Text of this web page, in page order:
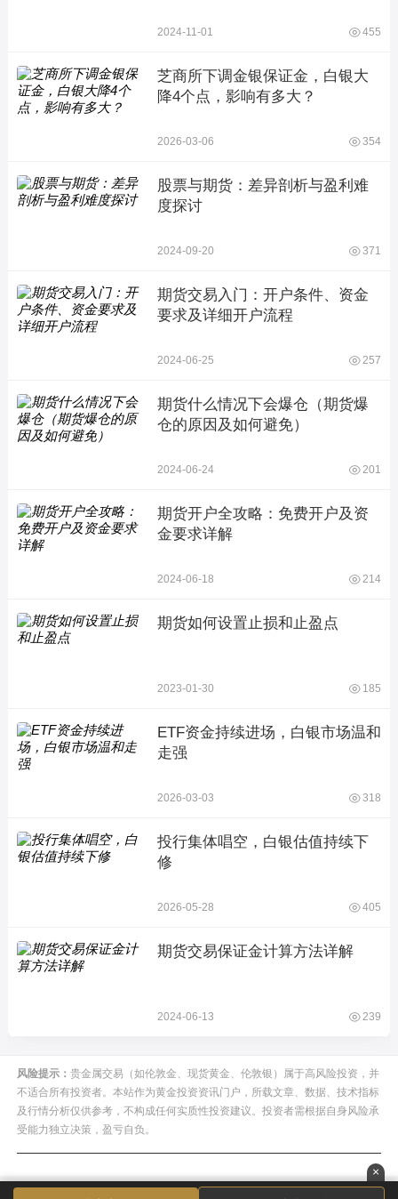
2024-11-01 455
芝商所下调金银保证金，白银大
降4个点，影响有多大？
2026-03-06 354
股票与期货：差异剖析与盈利难
度探讨
2024-09-20 371
期货交易入门：开户条件、资金
要求及详细开户流程
2024-06-25 257
期货什么情况下会爆仓（期货爆
仓的原因及如何避免）
2024-06-24 201
期货开户全攻略：免费开户及资
金要求详解
2024-06-18 214
期货如何设置止损和止盈点
2023-01-30 185
ETF资金持续进场，白银市场温和
走强
2026-03-03 318
投行集体唱空，白银估值持续下
修
2026-05-28 405
期货交易保证金计算方法详解
2024-06-13 239
风险提示： 贵金属交易（如伦敦金、现货黄金、伦敦银）属于高风险投资，并
不适合所有投资者。本站作为黄金投资资讯门户，所载文章、数据、技术指标
及行情分析仅供参考，不构成任何实质性投资建议。投资者需根据自身风险承
受能力独立决策，盈亏自负。
×